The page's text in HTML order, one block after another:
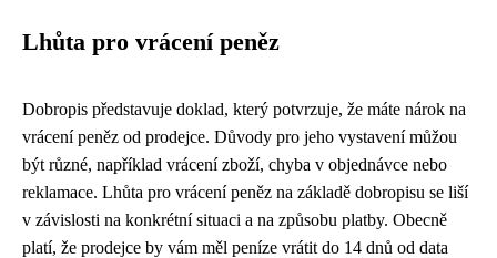
Lhůta pro vrácení peněz
Dobropis představuje doklad, který potvrzuje, že máte nárok na
vrácení peněz od prodejce. Důvody pro jeho vystavení můžou
být různé, například vrácení zboží, chyba v objednávce nebo
reklamace. Lhůta pro vrácení peněz na základě dobropisu se liší
v závislosti na konkrétní situaci a na způsobu platby. Obecně
platí, že prodejce by vám měl peníze vrátit do 14 dnů od data